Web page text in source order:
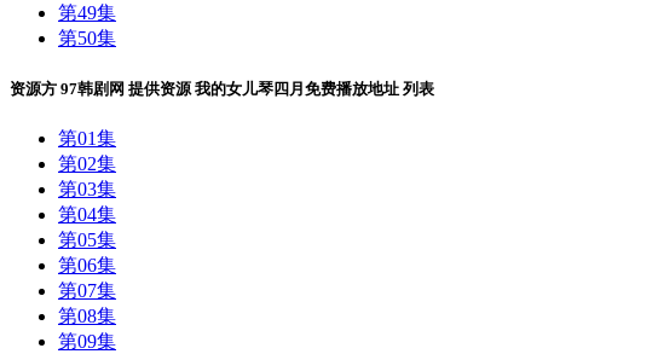
第49集
第50集
资源方 97韩剧网 提供资源 我的女儿琴四月免费播放地址 列表
第01集
第02集
第03集
第04集
第05集
第06集
第07集
第08集
第09集